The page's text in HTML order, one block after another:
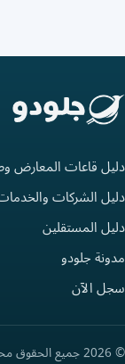
دليل قاعات المعارض
دليل الشركات
دليل المستقلين
مدونة جلودو
سجل الآن
© 2026 جميع الحقوق محفوظة لدليل جلودو